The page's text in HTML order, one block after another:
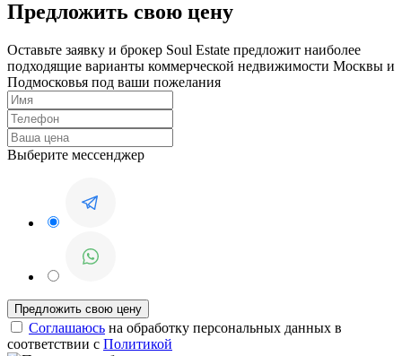
Предложить свою цену
Оставьте заявку и брокер Soul Estate предложит наиболее
подходящие варианты коммерческой недвижимости Москвы и
Подмосковья под ваши пожелания
Выберите мессенджер
Соглашаюсь на обработку персональных данных в
соответствии с Политикой